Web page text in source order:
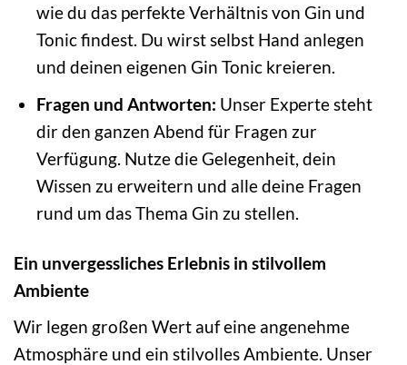
wie du das perfekte Verhältnis von Gin und
Tonic findest. Du wirst selbst Hand anlegen
und deinen eigenen Gin Tonic kreieren.
Fragen und Antworten: Unser Experte steht
dir den ganzen Abend für Fragen zur
Verfügung. Nutze die Gelegenheit, dein
Wissen zu erweitern und alle deine Fragen
rund um das Thema Gin zu stellen.
Ein unvergessliches Erlebnis in stilvollem
Ambiente
Wir legen großen Wert auf eine angenehme
Atmosphäre und ein stilvolles Ambiente. Unser